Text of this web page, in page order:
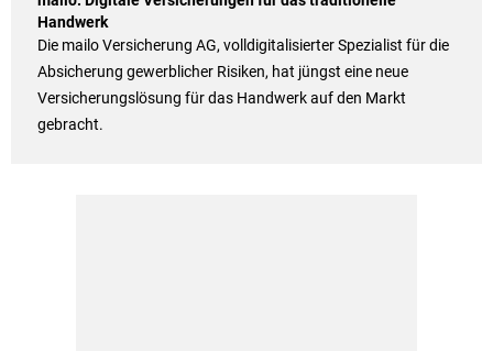
Handwerk
Die mailo Versicherung AG, volldigitalisierter Spezialist für die
Absicherung gewerblicher Risiken, hat jüngst eine neue
Versicherungslösung für das Handwerk auf den Markt
gebracht.